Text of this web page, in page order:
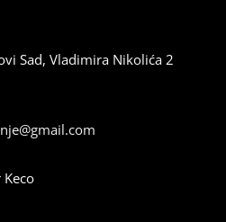
Sad, Vladimira Nikolića 2